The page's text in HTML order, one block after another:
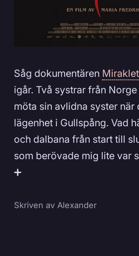
Såg dokumentären
igår. Två systrar från
möta sin avlidna syster när
lägenhet i Gullspång. Vad
och dalbana från start till
som berövade mig lite var
➕
Skriven av Alexander